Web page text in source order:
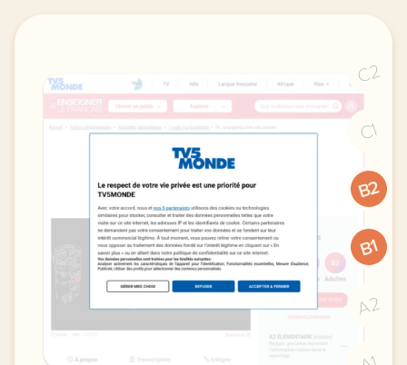
C2
C1
B2
B1
A2